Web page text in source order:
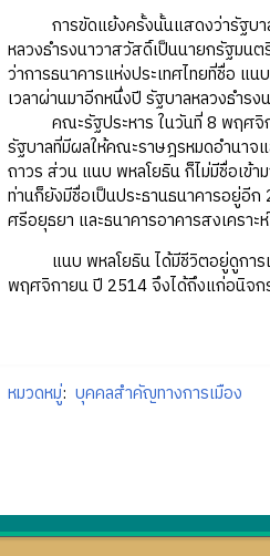
การขัดแย้งครั้งนั้นแสดงว่ารัฐบา
หลวงธำรงนาวาสวัสดิ์เป็นนายกรัฐมน
ว่าการธนาคารแห่งประเทศไทยที่ชื่อ แ
เวลาผ่านมาอีกหนึ่งปี รัฐบาลหลวงธำร
คณะรัฐประหาร ในวันที่ 8 พฤศจิก
รัฐบาลที่มีผลให้คณะราษฎรหมดอำนาจแ
ถาวร ส่วน แนบ พหลโยธิน ก็ไม่มีชื่อเข้า
ท่านก็ยังมีชื่อเป็นประธานธนาคารอยู่อี
ศรีอยุธยา และธนาคารอาคารสงเคราะห์
แนบ พหลโยธิน ได้มีชีวิตอยู่ดูการ
พฤศจิกายน ปี 2514 จึงได้ถึงแก่อนิจก
หมวดหมู่: บุคคลสำคัญทางการเมือง